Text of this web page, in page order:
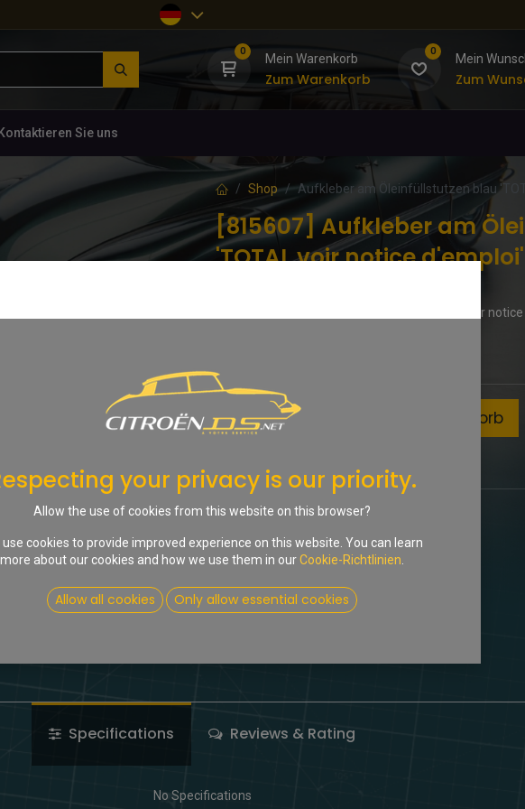
0
Mein Warenkorb
Zum Warenkorb
0
Mein
Zum
Sie uns
Shop Aufkleber am Öleinfüllstutzen blau
[815607] Aufkleber am
'TOTAL voir notice d'emploi'
Aufkleber am Öleinfüllstutzen blau "TOTAL voir
In den Warenkorb
Share :
Terms and Conditions
Specifications Reviews & Rating
No Specifications
your privacy is our priority.
Allow the use of cookies from this website on this browser?
use cookies to provide improved experience on this website. You can learn
more about our cookies and how we use them in ourCookie-Richtlinien
Allow all cookies Only allow essential cookies